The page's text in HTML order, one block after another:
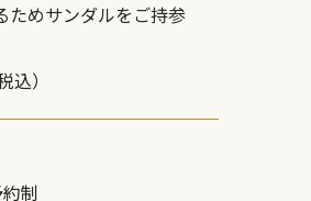
めサンダルをご持参
）
制